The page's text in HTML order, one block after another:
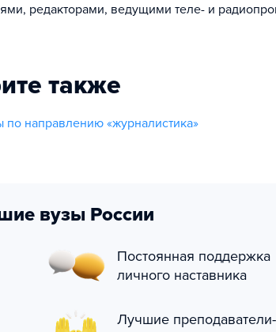
редакторами, ведущими теле- и
также
направлению «журналистика»
вузы России
Постоянная поддержка
личного наставника
Лучшие преподаватели-